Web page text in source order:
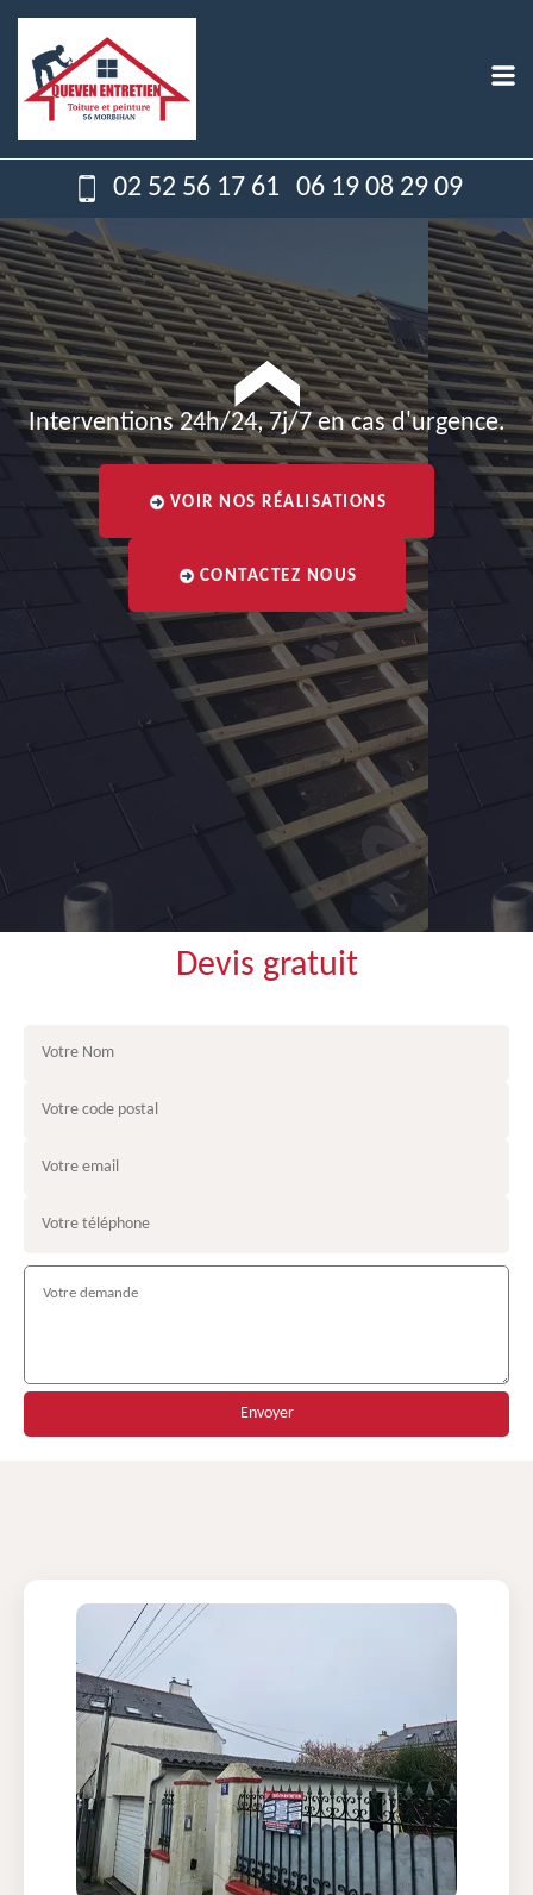
02 52 56 17 61 06 19 08 29 09
Interventions 24h/24, 7j/7 en cas d'urgence.
VOIR NOS RÉALISATIONS
CONTACTEZ NOUS
Devis gratuit